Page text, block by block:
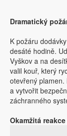
Dramatický
K požáru
desáté hodině.
Vyškov a na
valil kouř, který
otevřený
a vytvořit
záchranného
Okamžitá